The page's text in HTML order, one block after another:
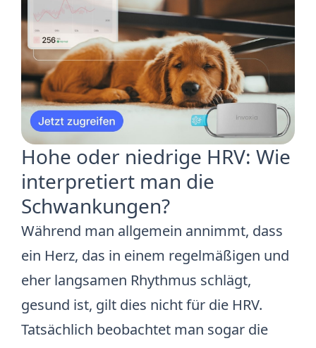
Hohe oder niedrige HRV: Wie
interpretiert man die
Schwankungen?
Während man allgemein annimmt, dass
ein Herz, das in einem regelmäßigen und
eher langsamen Rhythmus schlägt,
gesund ist, gilt dies nicht für die HRV.
Tatsächlich beobachtet man sogar die